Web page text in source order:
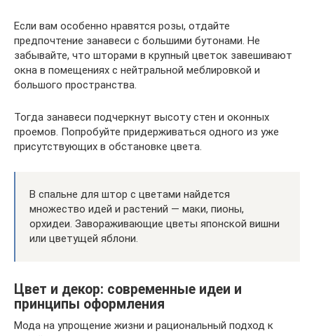
Если вам особенно нравятся розы, отдайте
предпочтение занавеси с большими бутонами. Не
забывайте, что шторами в крупный цветок завешивают
окна в помещениях с нейтральной меблировкой и
большого пространства.
Тогда занавеси подчеркнут высоту стен и оконных
проемов. Попробуйте придерживаться одного из уже
присутствующих в обстановке цвета.
В спальне для штор с цветами найдется
множество идей и растений — маки, пионы,
орхидеи. Завораживающие цветы японской вишни
или цветущей яблони.
Цвет и декор: современные идеи и
принципы оформления
Мода на упрощение жизни и рациональный подход к